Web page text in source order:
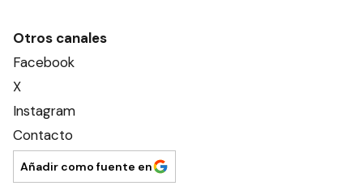
Otros canales
Facebook
X
Instagram
Contacto
Añadir como fuente en